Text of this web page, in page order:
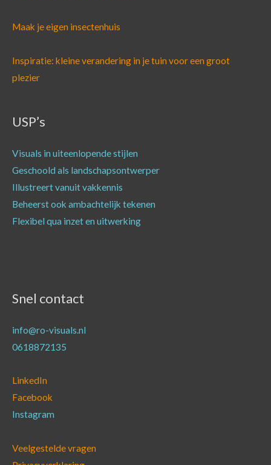
Maak je eigen insectenhuis
Inspiratie: kleine verandering in je tuin voor een groot
plezier
USP’s
Visuals in uiteenlopende stijlen
Geschoold als landschapsontwerper
Illustreert vanuit vakkennis
Beheerst ook ambachtelijk tekenen
Flexibel qua inzet en uitwerking
Snel contact
info@ro-visuals.nl
0618872135
LinkedIn
Facebook
Instagram
Veelgestelde vragen